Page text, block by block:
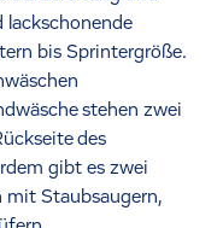
lackschonende
bis Sprintergröße.
stehen zwei
des
gibt es zwei
mit Staubsaugern,